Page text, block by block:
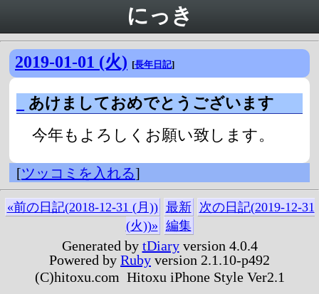
にっき
2019-01-01 (火) [長年日記]
あけましておめでとうございます
今年もよろしくお願い致します。
[ツッコミを入れる]
«前の日記(2018-12-31 (月)) 最新
次の日記(2019-12-31
(火))» 編集
Generated by tDiaryversion 4.0.4
Powered by Ruby version 2.1.10-p492